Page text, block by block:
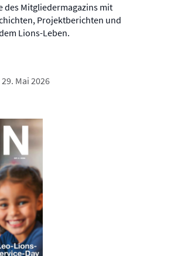
des Mitgliedermagazins mit
Projektberichten und
Lions-Leben.
Mai 2026